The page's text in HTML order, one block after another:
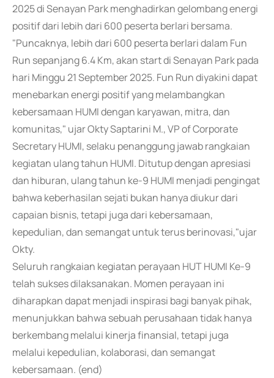
2025 di Senayan Park menghadirkan gelombang energi
positif dari lebih dari 600 peserta berlari bersama.
"Puncaknya, lebih dari 600 peserta berlari dalam Fun
Run sepanjang 6.4 Km, akan start di Senayan Park pada
hari Minggu 21 September 2025. Fun Run diyakini dapat
menebarkan energi positif yang melambangkan
kebersamaan HUMI dengan karyawan, mitra, dan
komunitas," ujar Okty Saptarini M., VP of Corporate
Secretary HUMI, selaku penanggung jawab rangkaian
kegiatan ulang tahun HUMI. Ditutup dengan apresiasi
dan hiburan, ulang tahun ke-9 HUMI menjadi pengingat
bahwa keberhasilan sejati bukan hanya diukur dari
capaian bisnis, tetapi juga dari kebersamaan,
kepedulian, dan semangat untuk terus berinovasi,"ujar
Okty.
Seluruh rangkaian kegiatan perayaan HUT HUMI Ke-9
telah sukses dilaksanakan. Momen perayaan ini
diharapkan dapat menjadi inspirasi bagi banyak pihak,
menunjukkan bahwa sebuah perusahaan tidak hanya
berkembang melalui kinerja finansial, tetapi juga
melalui kepedulian, kolaborasi, dan semangat
kebersamaan. (end)